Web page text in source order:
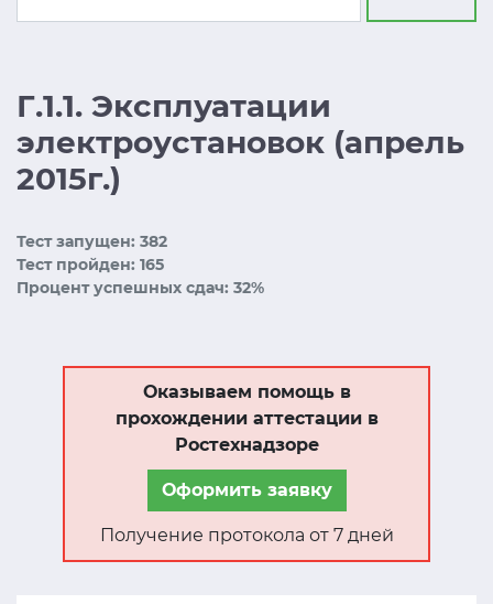
Г.1.1. Эксплуатации
электроустановок (апрель
2015г.)
Тест запущен: 382
Тест пройден: 165
Процент успешных сдач: 32%
Оказываем помощь в
прохождении аттестации в
Ростехнадзоре
Оформить заявку
Получение протокола от 7 дней